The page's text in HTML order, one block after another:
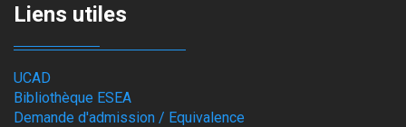
Liens utiles
UCAD
Bibliothèque ESEA
Demande d'admission / Equivalence